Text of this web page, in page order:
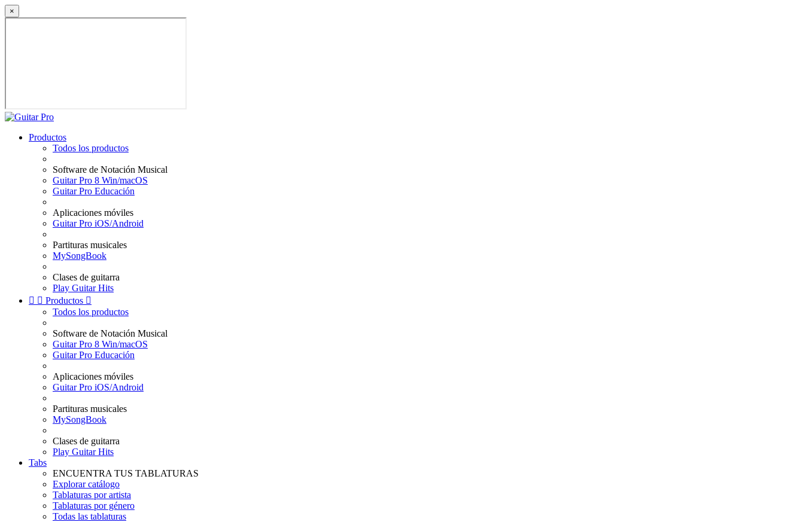
×
Productos
Todos los productos
Software de Notación Musical
Guitar Pro 8 Win/macOS
Guitar Pro Educación
Aplicaciones móviles
Guitar Pro iOS/Android
Partituras musicales
MySongBook
Clases de guitarra
Play Guitar Hits
  Productos 
Todos los productos
Software de Notación Musical
Guitar Pro 8 Win/macOS
Guitar Pro Educación
Aplicaciones móviles
Guitar Pro iOS/Android
Partituras musicales
MySongBook
Clases de guitarra
Play Guitar Hits
Tabs
ENCUENTRA TUS TABLATURAS
Explorar catálogo
Tablaturas por artista
Tablaturas por género
Todas las tablaturas